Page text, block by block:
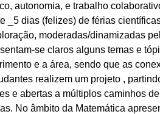
autonomia, e trabalho
_5 dias (felizes) de férias
moderadas/dinamizadas
se claros alguns temas e
e a área, sendo que as
realizem um projeto ,
e abertas a múltiplos caminhos
No âmbito da Matemática